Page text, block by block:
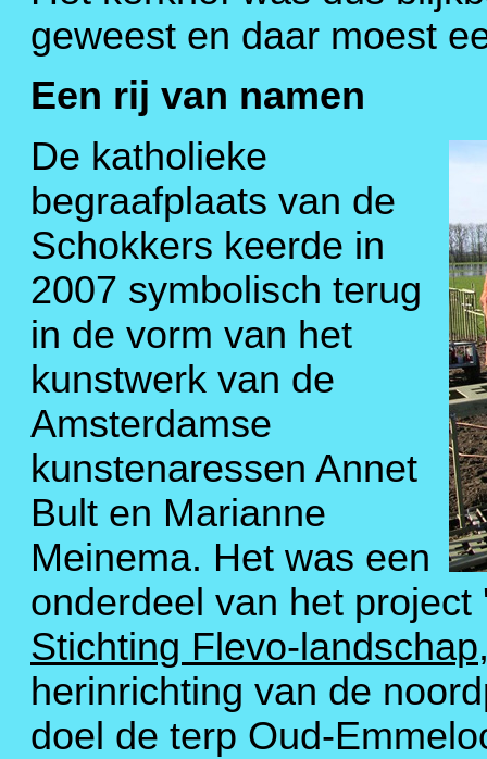
geweest en daar moest
Een rij van namen
De katholieke
begraafplaats van de
Schokkers keerde in
2007 symbolisch terug
in de vorm van het
kunstwerk van de
Amsterdamse
kunstenaressen Annet
Bult en Marianne
Meinema. Het was een
onderdeel van het
Stichting Flevo-landschap
herinrichting van de
doel de terp Oud-